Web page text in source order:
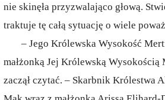
nie skinęła przyzwalająco głową.
traktuje tę całą sytuację o wiele
– Jego Królewska Wysokość
małżonką Jej Królewską
zaczął czytać. – Skarbnik Królestwa